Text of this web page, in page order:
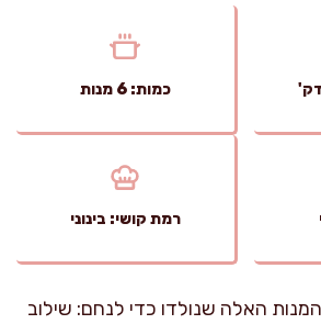
כמות: 6 מנות
רמת קושי: בינוני
האלה שנולדו כדי לנחם: שילוב